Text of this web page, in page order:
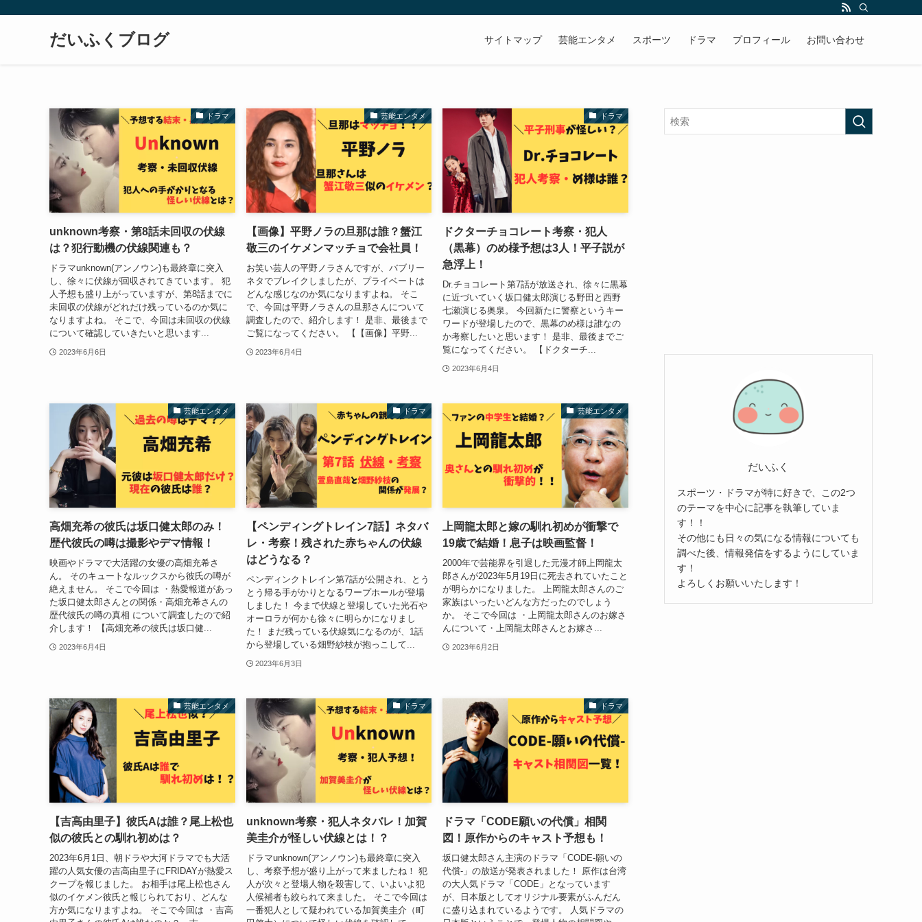
だいふくブログ サイトマップ 芸能エンタメ スポーツ ドラマ プロフィール お問い合わせ
ドラマ
unknown考察・第8話未回収の伏線
は？犯行動機の伏線関連も？
ドラマunknown(アンノウン)も最終章に突入
し、徐々に伏線が回収されてきています。 犯
人予想も盛り上がっていますが、第8話までに
未回収の伏線がどれだけ残っているのか気に
なりますよね。 そこで、今回は未回収の伏線
について確認していきたいと思います...
2023年6月6日
芸能エンタメ
【画像】平野ノラの旦那は誰？蟹江
敬三のイケメンマッチョで会社員！
お笑い芸人の平野ノラさんですが、バブリー
ネタでブレイクしましたが、プライベートは
どんな感じなのか気になりますよね。 そこ
で、今回は平野ノラさんの旦那さんについて
調査したので、紹介します！ 是非、最後まで
ご覧になってください。 【【画像】平野...
2023年6月4日
ドラマ
ドクターチョコレート考察・犯人
（黒幕）のめ様予想は3人！平子説が
急浮上！
Dr.チョコレート第7話が放送され、徐々に黒幕
に近づいていく坂口健太郎演じる野田と西野
七瀬演じる奥泉。 今回新たに警察というキー
ワードが登場したので、黒幕のめ様は誰なの
か考察したいと思います！ 是非、最後までご
覧になってください。 【ドクターチ...
2023年6月4日
芸能エンタメ
高畑充希の彼氏は坂口健太郎のみ！
歴代彼氏の噂は撮影やデマ情報！
映画やドラマで大活躍の女優の高畑充希さ
ん。 そのキュートなルックスから彼氏の噂が
絶えません。 そこで今回は ・熱愛報道があっ
た坂口健太郎さんとの関係・高畑充希さんの
歴代彼氏の噂の真相 について調査したので紹
介します！ 【高畑充希の彼氏は坂口健...
2023年6月4日
ドラマ
【ペンディングトレイン7話】ネタバ
レ・考察！残された赤ちゃんの伏線
はどうなる？
ペンディンクトレイン第7話が公開され、とう
とう帰る手がかりとなるワープホールが登場
しました！ 今まで伏線と登場していた光石や
オーロラが何かも徐々に明らかになりまし
た！ まだ残っている伏線気になるのが、1話
から登場している畑野紗枝が抱っこして...
2023年6月3日
芸能エンタメ
上岡龍太郎と嫁の馴れ初めが衝撃で
19歳で結婚！息子は映画監督！
2000年で芸能界を引退した元漫才師上岡龍太
郎さんが2023年5月19日に死去されていたこと
が明らかになりました。 上岡龍太郎さんのご
家族はいったいどんな方だったのでしょう
か。 そこで今回は ・上岡龍太郎さんのお嫁さ
んについて・上岡龍太郎さんとお嫁さ...
2023年6月2日
芸能エンタメ
【吉高由里子】彼氏Aは誰？尾上松也
似の彼氏との馴れ初めは？
2023年6月1日、朝ドラや大河ドラマでも大活
躍の人気女優の吉高由里子にFRIDAYが熱愛ス
クープを報じました。 お相手は尾上松也さん
似のイケメン彼氏と報じられており、どんな
方か気になりますよね。 そこで今回は ・吉高
ドラマ
unknown考察・犯人ネタバレ！加賀
美圭介が怪しい伏線とは！？
ドラマunknown(アンノウン)も最終章に突入
し、考察予想が盛り上がって来ましたね！ 犯
人が次々と登場人物を殺害して、いよいよ犯
人候補者も絞られて来ました。 そこで今回は
一番犯人として疑われている加賀美圭介（町
ドラマ
ドラマ「CODE願いの代償」相関
図！原作からのキャスト予想も！
坂口健太郎さん主演のドラマ「CODE-願いの
代償-」の放送が発表されました！ 原作は台湾
の大人気ドラマ「CODE」となっています
が、日本版としてオリジナル要素がふんだん
に盛り込まれているようです。 人気ドラマの
だいふく
スポーツ・ドラマが特に好きで、この2つ
のテーマを中心に記事を執筆していま
す！！
その他にも日々の気になる情報についても
調べた後、情報発信をするようにしていま
す！
よろしくお願いいたします！